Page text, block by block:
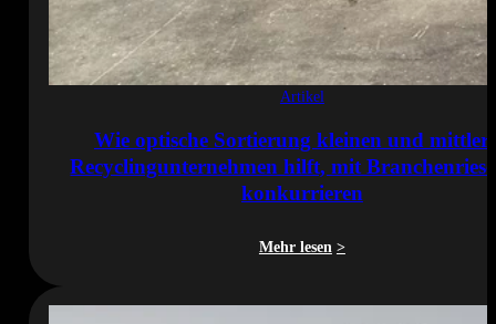
Artikel
Wie optische Sortierung kleinen und
Recyclingunternehmen hilft, mit
konkurrieren
Mehr lesen